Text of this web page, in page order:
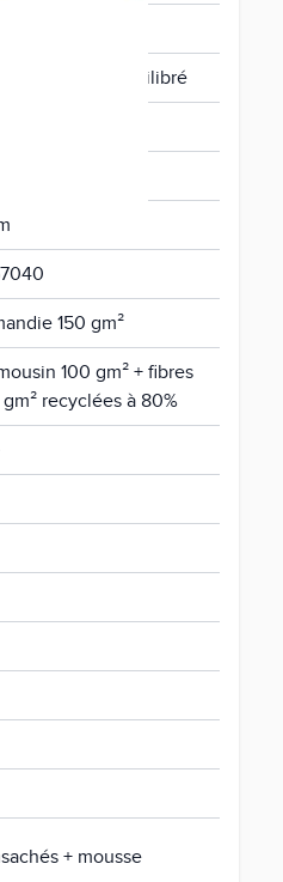
et accueil équilibré
150 gm²
100 gm² + fibres
recyclées à 80%
+ mousse